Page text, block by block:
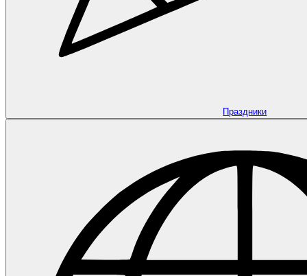
Праздники